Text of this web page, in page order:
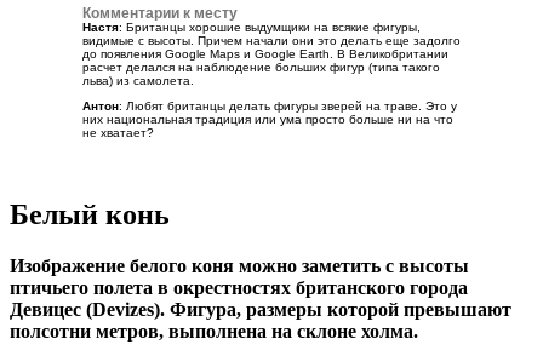
Комментарии к месту
Настя: Британцы хорошие выдумщики на всякие фигуры,
видимые с высоты. Причем начали они это делать еще задолго
до появления Google Maps и Google Earth. В Великобритании
расчет делался на наблюдение больших фигур (типа такого
льва) из самолета.
Антон: Любят британцы делать фигуры зверей на траве. Это у
них национальная традиция или ума просто больше ни на что
не хватает?
Белый конь
Изображение белого коня можно заметить с высоты
птичьего полета в окрестностях британского города
Девицес (Devizes). Фигура, размеры которой превышают
полсотни метров, выполнена на склоне холма.